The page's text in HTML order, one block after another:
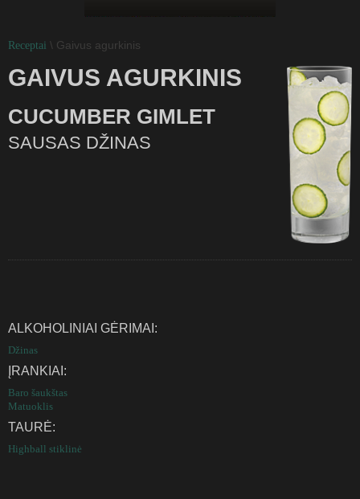
Receptai \ Gaivus agurkinis
GAIVUS AGURKINIS
CUCUMBER GIMLET
SAUSAS DŽINAS
ALKOHOLINIAI GĖRIMAI:
Džinas
ĮRANKIAI:
Baro šaukštas
Matuoklis
TAURĖ:
Highball stiklinė